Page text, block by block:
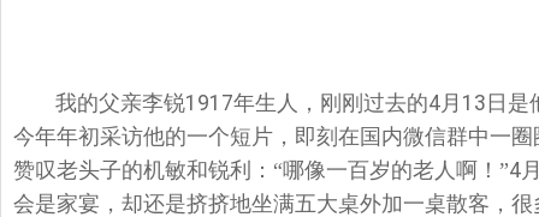
我的父亲李锐1917年生人，刚刚过去的4月 13 日是
今年年初采访他的一个短片，即刻在国内微信群中一
赞叹老头子的机敏和锐利：“哪像一百岁的老人啊！”4
会是家宴，却还是挤挤地坐满五大桌外加一桌散客，